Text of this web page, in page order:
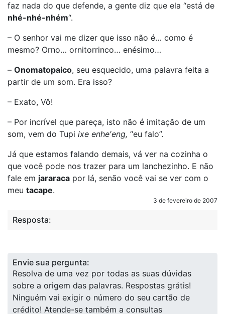
faz nada do que defende, a gente diz que ela “está de
nhé-nhé-nhém“.
– O senhor vai me dizer que isso não é… como é
mesmo? Orno… ornitorrinco… enésimo…
– Onomatopaico, seu esquecido, uma palavra feita a
partir de um som. Era isso?
– Exato, Vô!
– Por incrível que pareça, isto não é imitação de um
som, vem do Tupi ixe enhe′eng, “eu falo”.
Já que estamos falando demais, vá ver na cozinha o
que você pode nos trazer para um lanchezinho. E não
fale em jararaca por lá, senão você vai se ver com o
meu tacape.
3 de fevereiro de 2007
Resposta:
Envie sua pergunta:
Resolva de uma vez por todas as suas dúvidas
sobre a origem das palavras. Respostas grátis!
Ninguém vai exigir o número do seu cartão de
crédito! Atende-se também a consultas